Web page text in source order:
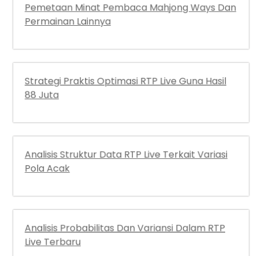
Pemetaan Minat Pembaca Mahjong Ways Dan
Permainan Lainnya
Strategi Praktis Optimasi RTP Live Guna Hasil
88 Juta
Analisis Struktur Data RTP Live Terkait Variasi
Pola Acak
Analisis Probabilitas Dan Variansi Dalam RTP
Live Terbaru